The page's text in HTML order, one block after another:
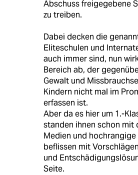
Abschuss freigegebene
zu treiben.
Dabei decken die
Eliteschulen und
auch immer sind, nun
Bereich ab, der
Gewalt und
Kindern nicht mal im
erfassen ist.
Aber da es hier um 1.-
standen ihnen schon mit
Medien und
beflissen mit
und
Seite.